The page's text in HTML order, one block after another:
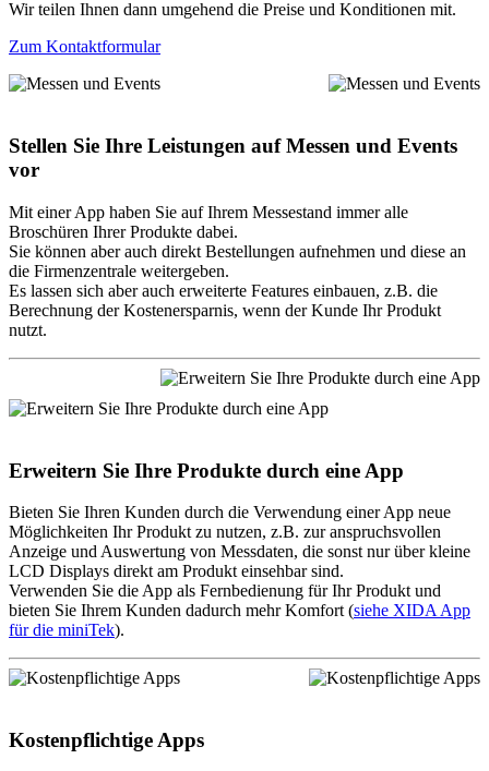
Wir teilen Ihnen dann umgehend die Preise und Konditionen mit.
Zum Kontaktformular
Stellen Sie Ihre Leistungen auf Messen und Events
vor
Mit einer App haben Sie auf Ihrem Messestand immer alle
Broschüren Ihrer Produkte dabei.
Sie können aber auch direkt Bestellungen aufnehmen und diese an
die Firmenzentrale weitergeben.
Es lassen sich aber auch erweiterte Features einbauen, z.B. die
Berechnung der Kostenersparnis, wenn der Kunde Ihr Produkt
nutzt.
Erweitern Sie Ihre Produkte durch eine App
Bieten Sie Ihren Kunden durch die Verwendung einer App neue
Möglichkeiten Ihr Produkt zu nutzen, z.B. zur anspruchsvollen
Anzeige und Auswertung von Messdaten, die sonst nur über kleine
LCD Displays direkt am Produkt einsehbar sind.
Verwenden Sie die App als Fernbedienung für Ihr Produkt und
bieten Sie Ihrem Kunden dadurch mehr Komfort (siehe XIDA App
für die miniTek).
Kostenpflichtige Apps